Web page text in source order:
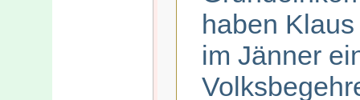
haben
im Jänner